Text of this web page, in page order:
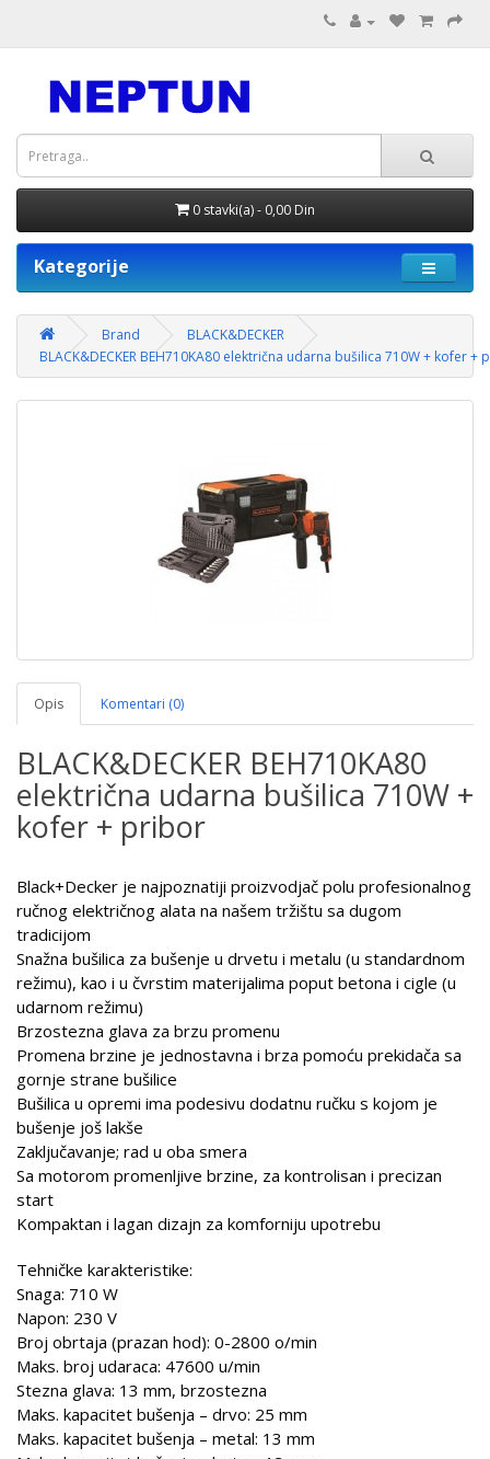
0 stavki(a) - 0,00 Din
Kategorije
Brand
BLACK&DECKER
BLACK&DECKER BEH710KA80 električna udarna bušilica 710W + kofer +
Opis Komentari (0)
BLACK&DECKER BEH710KA80
električna udarna bušilica 710W +
kofer + pribor
Black+Decker je najpoznatiji proizvodjač polu profesionalnog
ručnog električnog alata na našem tržištu sa dugom
tradicijom
Snažna bušilica za bušenje u drvetu i metalu (u standardnom
režimu), kao i u čvrstim materijalima poput betona i cigle (u
udarnom režimu)
Brzostezna glava za brzu promenu
Promena brzine je jednostavna i brza pomoću prekidača sa
gornje strane bušilice
Bušilica u opremi ima podesivu dodatnu ručku s kojom je
bušenje još lakše
Zaključavanje; rad u oba smera
Sa motorom promenljive brzine, za kontrolisan i precizan
start
Kompaktan i lagan dizajn za komforniju upotrebu
Tehničke karakteristike:
Snaga: 710 W
Napon: 230 V
Broj obrtaja (prazan hod): 0-2800 o/min
Maks. broj udaraca: 47600 u/min
Stezna glava: 13 mm, brzostezna
Maks. kapacitet bušenja – drvo: 25 mm
Maks. kapacitet bušenja – metal: 13 mm